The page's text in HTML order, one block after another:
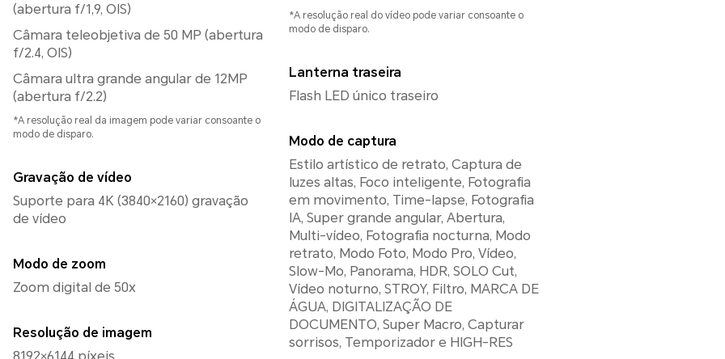
(abertura f/1,9, OIS)
Câmara teleobjetiva de 50 MP (abertura
f/2.4, OIS)
Câmara ultra grande angular de 12MP
(abertura f/2.2)
*A resolução real da imagem pode variar consoante o
modo de disparo.
Gravação de vídeo
Suporte para 4K (3840×2160) gravação
de vídeo
Modo de zoom
Zoom digital de 50x
Resolução de imagem
*A resolução real do vídeo pode variar consoante o
modo de disparo.
Lanterna traseira
Flash LED único traseiro
Modo de captura
Estilo artístico de retrato, Captura de
luzes altas, Foco inteligente, Fotografia
em movimento, Time-lapse, Fotografia
IA, Super grande angular, Abertura,
Multi-vídeo, Fotografia nocturna, Modo
retrato, Modo Foto, Modo Pro, Vídeo,
Slow-Mo, Panorama, HDR, SOLO Cut,
Vídeo noturno, STROY, Filtro, MARCA DE
ÁGUA, DIGITALIZAÇÃO DE
DOCUMENTO, Super Macro, Capturar
sorrisos, Temporizador e HIGH-RES